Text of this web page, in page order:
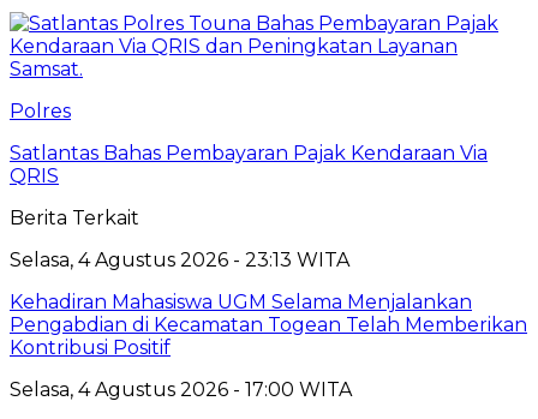
Polres
Satlantas Bahas Pembayaran Pajak Kendaraan Via
QRIS
Berita Terkait
Selasa, 4 Agustus 2026 - 23:13 WITA
Kehadiran Mahasiswa UGM Selama Menjalankan
Pengabdian di Kecamatan Togean Telah Memberikan
Kontribusi Positif
Selasa, 4 Agustus 2026 - 17:00 WITA